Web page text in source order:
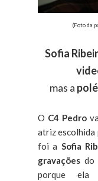
(Foto da
Sofia
mas a
O C4 Pedro
atriz escolhida
foi a Sofia
gravações do
porque ela